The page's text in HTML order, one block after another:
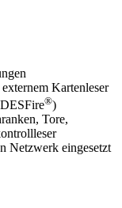
Kartenleser
®)
Tore,
Netzwerk eingesetzt